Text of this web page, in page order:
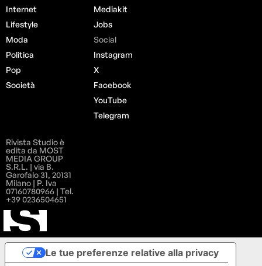
Internet
Lifestyle
Moda
Politica
Pop
Società
Mediakit
Jobs
Social
Instagram
X
Facebook
YouTube
Telegram
Rivista Studio è
edita da MOST
MEDIA GROUP
S.R.L. | via B.
Garofalo 31, 20131
Milano | P. Iva
07160780966 | Tel.
+39 0236504651
Le tue preferenze relative alla privacy